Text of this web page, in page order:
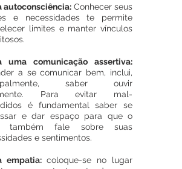
autoconsciência: Conhecer seus
e necessidades te permite
limites e manter vínculos
a se comunicar bem, inclui,
saber ouvir
Para evitar mal-
é fundamental saber se
e dar espaço para que o
também fale sobre suas
e sentimentos.
empatia: coloque-se no lugar